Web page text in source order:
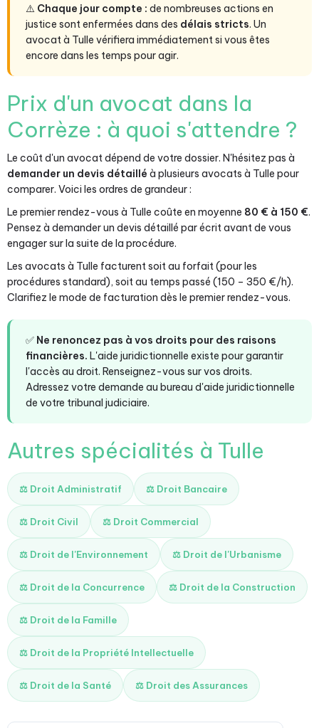
⚠️ Chaque jour compte : de nombreuses actions en
justice sont enfermées dans des délais stricts. Un
avocat à Tulle vérifiera immédiatement si vous êtes
encore dans les temps pour agir.
Prix d'un avocat dans la
Corrèze : à quoi s'attendre ?
Le coût d'un avocat dépend de votre dossier. N'hésitez pas à
demander un devis détaillé à plusieurs avocats à Tulle pour
comparer. Voici les ordres de grandeur :
Le premier rendez-vous à Tulle coûte en moyenne 80 € à 150 €.
Pensez à demander un devis détaillé par écrit avant de vous
engager sur la suite de la procédure.
Les avocats à Tulle facturent soit au forfait (pour les
procédures standard), soit au temps passé (150 – 350 €/h).
Clarifiez le mode de facturation dès le premier rendez-vous.
✅ Ne renoncez pas à vos droits pour des raisons
financières. L'aide juridictionnelle existe pour garantir
l'accès au droit. Renseignez-vous sur vos droits.
Adressez votre demande au bureau d'aide juridictionnelle
de votre tribunal judiciaire.
Autres spécialités à Tulle
⚖️ Droit Administratif ⚖️ Droit Bancaire
⚖️ Droit Civil ⚖️ Droit Commercial
⚖️ Droit de l'Environnement ⚖️ Droit de l'Urbanisme
⚖️ Droit de la Concurrence ⚖️ Droit de la Construction
⚖️ Droit de la Famille
⚖️ Droit de la Propriété Intellectuelle
⚖️ Droit de la Santé ⚖️ Droit des Assurances